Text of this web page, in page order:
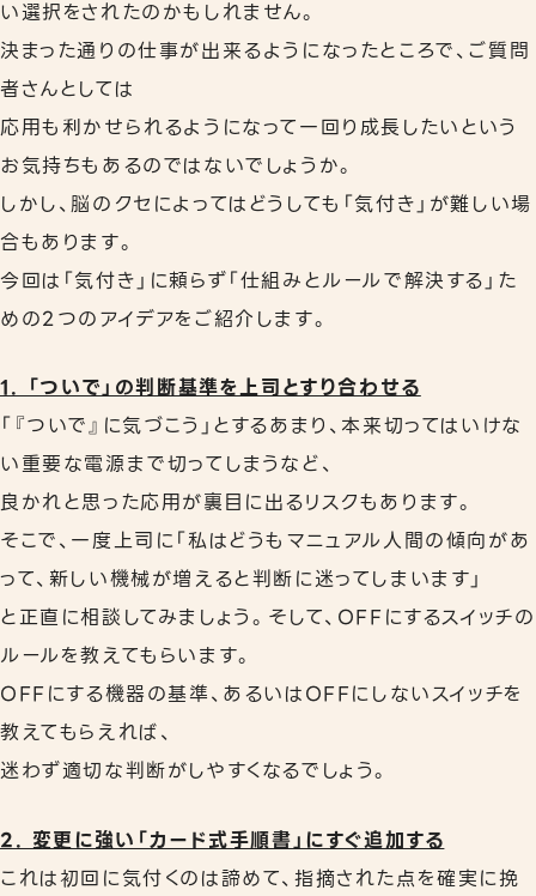
い選択をされたのかもしれません。
決まった通りの仕事が出来るようになったところで、ご質問
者さんとしては
応用も利かせられるようになって一回り成長したいという
お気持ちもあるのではないでしょうか。
しかし、脳のクセによってはどうしても「気付き」が難しい場
合もあります。
今回は「気付き」に頼らず「仕組みとルールで解決する」た
めの2つのアイデアをご紹介します。
1. 「ついで」の判断基準を上司とすり合わせる
「『ついで』に気づこう」とするあまり、本来切ってはいけな
い重要な電源まで切ってしまうなど、
良かれと思った応用が裏目に出るリスクもあります。
そこで、一度上司に「私はどうもマニュアル人間の傾向があ
って、新しい機械が増えると判断に迷ってしまいます」
と正直に相談してみましょう。そして、OFFにするスイッチの
ルールを教えてもらいます。
OFFにする機器の基準、あるいはOFFにしないスイッチを
教えてもらえれば、
迷わず適切な判断がしやすくなるでしょう。
2. 変更に強い「カード式手順書」にすぐ追加する
これは初回に気付くのは諦めて、指摘された点を確実に挽